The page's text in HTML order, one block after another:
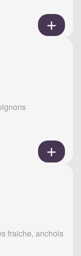
fraiche, anchois